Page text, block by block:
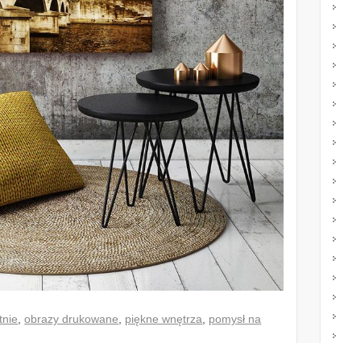
,obrazy drukowane piękne wnętrza
pomysł na